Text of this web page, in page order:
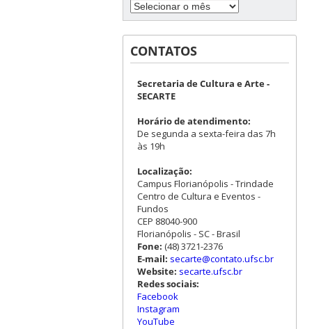
CONTATOS
Secretaria de Cultura e Arte -
SECARTE
Horário de atendimento:
De segunda a sexta-feira das 7h
às 19h
Localização:
Campus Florianópolis - Trindade
Centro de Cultura e Eventos -
Fundos
CEP 88040-900
Florianópolis - SC - Brasil
Fone: (48) 3721-2376
E-mail: secarte@contato.ufsc.br
Website: secarte.ufsc.br
Redes sociais:
Facebook
Instagram
YouTube